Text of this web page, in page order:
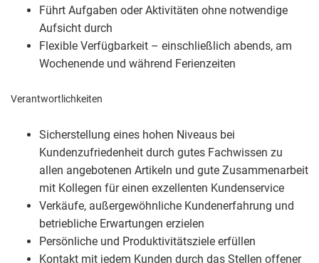
Führt Aufgaben oder Aktivitäten ohne notwendige
Aufsicht durch
Flexible Verfügbarkeit – einschließlich abends, am
Wochenende und während Ferienzeiten
Verantwortlichkeiten
Sicherstellung eines hohen Niveaus bei
Kundenzufriedenheit durch gutes Fachwissen zu
allen angebotenen Artikeln und gute Zusammenarbeit
mit Kollegen für einen exzellenten Kundenservice
Verkäufe, außergewöhnliche Kundenerfahrung und
betriebliche Erwartungen erzielen
Persönliche und Produktivitätsziele erfüllen
Kontakt mit jedem Kunden durch das Stellen offener